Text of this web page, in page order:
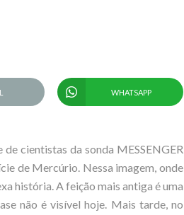
WHATSAPP
cientistas da sonda MESSENGER
de Mercúrio. Nessa imagem, onde
história. A feição mais antiga é uma
não é visível hoje. Mais tarde, no